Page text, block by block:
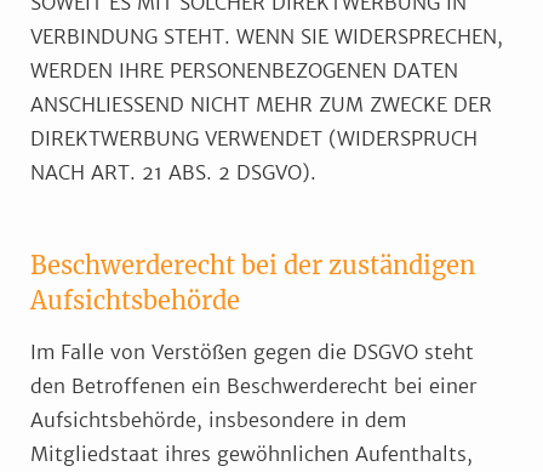
VERBINDUNG STEHT. WENN SIE WIDERSPRECHEN,
WERDEN IHRE PERSONENBEZOGENEN DATEN
ANSCHLIESSEND NICHT MEHR ZUM ZWECKE DER
DIREKTWERBUNG VERWENDET (WIDERSPRUCH
NACH ART. 21 ABS. 2 DSGVO).
Beschwerde­recht bei der zuständigen
Aufsichts­behörde
Im Falle von Verstößen gegen die DSGVO steht
den Betroffenen ein Beschwerderecht bei einer
Aufsichtsbehörde, insbesondere in dem
Mitgliedstaat ihres gewöhnlichen Aufenthalts,